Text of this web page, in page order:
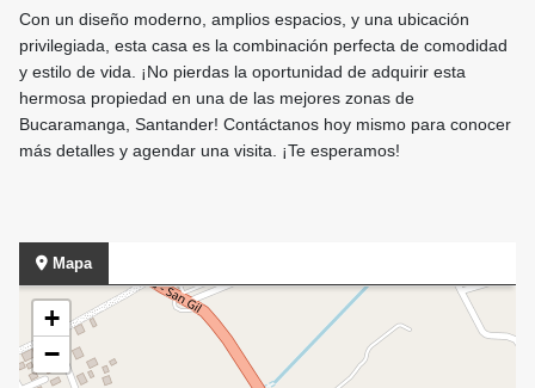
Con un diseño moderno, amplios espacios, y una ubicación
privilegiada, esta casa es la combinación perfecta de comodidad
y estilo de vida. ¡No pierdas la oportunidad de adquirir esta
hermosa propiedad en una de las mejores zonas de
Bucaramanga, Santander! Contáctanos hoy mismo para conocer
más detalles y agendar una visita. ¡Te esperamos!
Mapa
+
−